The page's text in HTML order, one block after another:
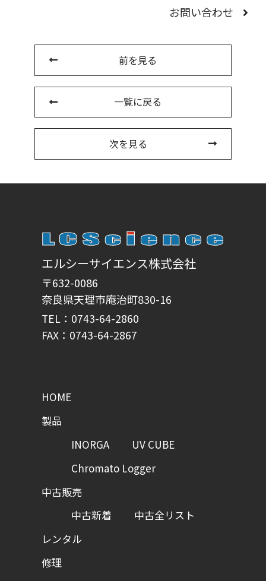
お問い合わせ
前を見る
一覧に戻る
次を見る
エルシーサイエンス株式会社
〒632-0086
奈良県天理市庵治町830-16
TEL：0743-64-2860
FAX：0743-64-2867
HOME
製品
INORGA
UV CUBE
Chromato Logger
中古販売
中古新着
中古全リスト
レンタル
修理